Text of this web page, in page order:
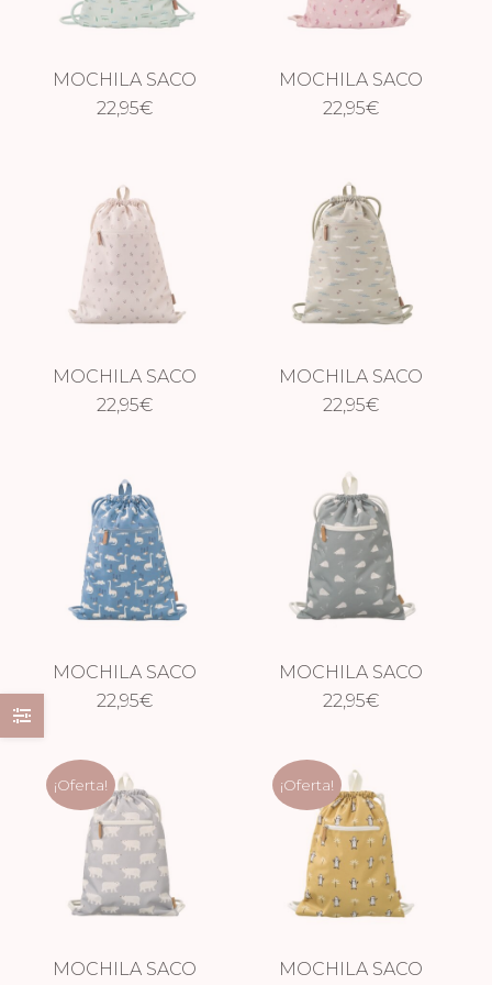
MOCHILA SACO
SURF AZUL
22,95€
MOCHILA SACO
CABALLITO DE
22,95€
MOCHILA SACO
GROSELLAS
22,95€
MOCHILA SACO
COCODRILO
22,95€
MOCHILA SACO
DINOSAURIO
22,95€
MOCHILA SACO
ERIZO
22,95€
¡Oferta!
MOCHILA SACO
¡Oferta!
MOCHILA SACO